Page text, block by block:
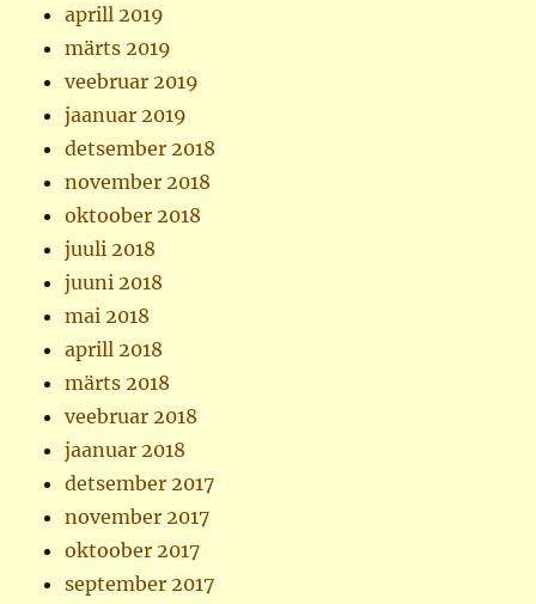
aprill 2019
märts 2019
veebruar 2019
jaanuar 2019
detsember 2018
november 2018
oktoober 2018
juuli 2018
juuni 2018
mai 2018
aprill 2018
märts 2018
veebruar 2018
jaanuar 2018
detsember 2017
november 2017
oktoober 2017
september 2017